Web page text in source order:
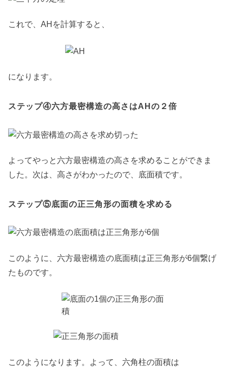
これで、AHを計算すると、
になります。
ステップ④六方最密構造の高さはAHの２倍
よってやっと六方最密構造の高さを求めることができま
した。次は、高さがわかったので、底面積です。
ステップ⑤底面の正三角形の面積を求める
このように、六方最密構造の底面積は正三角形が6個繋げ
たものです。
このようになります。よって、六角柱の面積は